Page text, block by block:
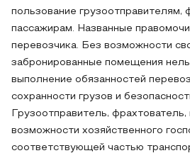
пользование грузоотправителям,
пассажирам. Названные
перевозчика. Без возможности
забронированные помещения
выполнение обязанностей
сохранности грузов и
Грузоотправитель,
возможности хозяйственного
соответствующей частью